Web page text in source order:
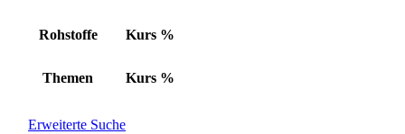
Rohstoffe Kurs %
Themen Kurs %
Erweiterte Suche